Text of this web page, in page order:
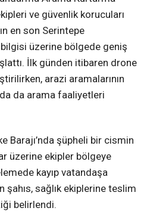
ve güvenlik korucuları
en son Serintepe
üzerine bölgede geniş
İlk günden itibaren drone
arazi aramalarının
da arama faaliyetleri
Barajı’nda şüpheli bir cismin
üzerine ekipler bölgeye
kayıp vatandaşa
şahıs, sağlık ekiplerine teslim
belirlendi.